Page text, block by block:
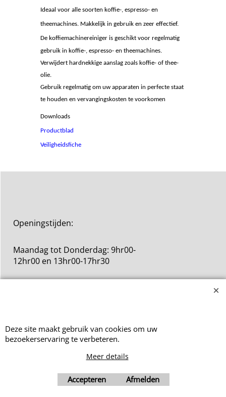
Ideaal voor alle soorten koffie-, espresso- en
theemachines. Makkelijk in gebruik en zeer effectief.
De koffiemachinereiniger is geschikt voor regelmatig
gebruik in koffie-, espresso- en theemachines.
Verwijdert hardnekkige aanslag zoals koffie- of thee-
olie.
Gebruik regelmatig om uw apparaten in perfecte staat
te houden en vervangingskosten te voorkomen
Downloads
Productblad
Veiligheidsfiche
Openingstijden:
Maandag tot Donderdag: 9hr00-
12hr00 en 13hr00-17hr30
Webwinkel gemaakt met ShopFactory webwinkel software.
Deze site maakt gebruik van cookies om uw
bezoekerservaring te verbeteren.
Meer details
Accepteren Afmelden